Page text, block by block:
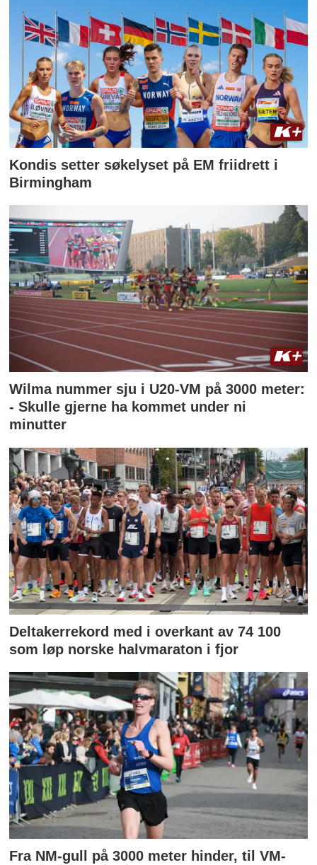
Kondis setter søkelyset på EM friidrett i
Birmingham
Wilma nummer sju i U20-VM på 3000 meter:
- Skulle gjerne ha kommet under ni
minutter
Deltakerrekord med i overkant av 74 100
som løp norske halvmaraton i fjor
Fra NM-gull på 3000 meter hinder, til VM-